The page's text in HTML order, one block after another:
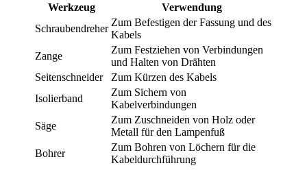
Werkzeug
Verwendung
Schraubendreher
Zum Befestigen der Fassung und des
Kabels
Zange
Zum Festziehen von Verbindungen
und Halten von Drähten
Seitenschneider
Zum Kürzen des Kabels
Isolierband
Zum Sichern von
Kabelverbindungen
Säge
Zum Zuschneiden von Holz oder
Metall für den Lampenfuß
Bohrer
Zum Bohren von Löchern für die
Kabeldurchführung